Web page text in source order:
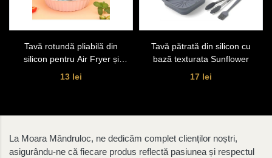
Tavă rotundă pliabilă din
silicon pentru Air Fryer și
cuptor
13 lei
Tavă pătrată din silicon cu
bază texturata Sunflower
17 lei
La Moara Mândruloc, ne dedicăm complet clienților noștri,
asigurându-ne că fiecare produs reflectă pasiunea și respectul